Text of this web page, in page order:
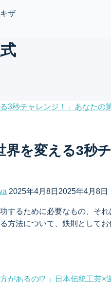
界を変える3秒
2025年4月8日 2025年4月8日
するために必要なもの、そ
方法について、鉄則として